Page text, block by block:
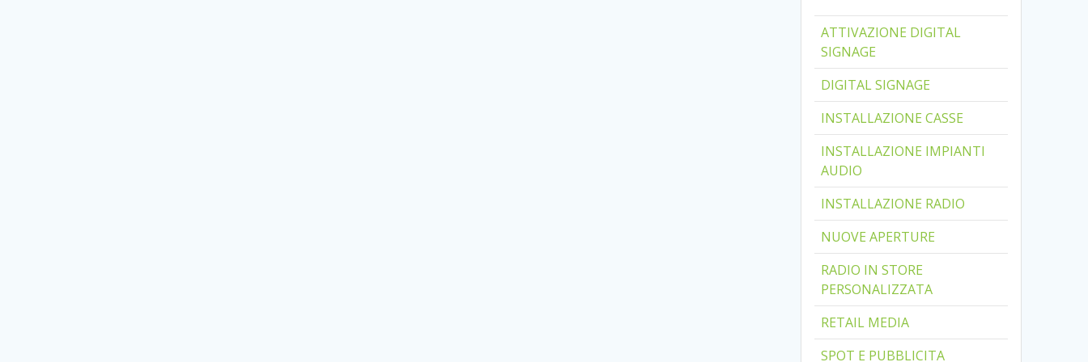
ATTIVAZIONE DIGITAL
SIGNAGE
DIGITAL SIGNAGE
INSTALLAZIONE CASSE
INSTALLAZIONE IMPIANTI
AUDIO
INSTALLAZIONE RADIO
NUOVE APERTURE
RADIO IN STORE
PERSONALIZZATA
RETAIL MEDIA
SPOT E PUBBLICITA